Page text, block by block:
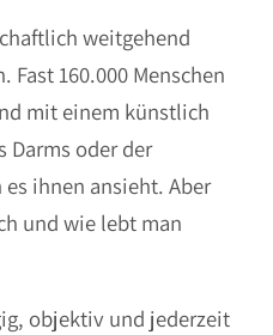
weitgehend
160.000 Menschen
mit einem künstlich
Darms oder der
ihnen ansieht. Aber
und wie lebt man
objektiv und jederzeit